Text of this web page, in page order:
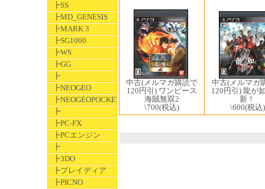
┣SS
┣MD_GENESIS
┣MARK 3
┣SG1000
┣WS
┣GG
┣
┣NEOGEO
┣NEOGEOPOCKET
┣
┣PC-FX
┣PCエンジン
┣
┣3DO
┣プレイディア
┣PICNO
中古(メルマガ購読で
120円引) ワンピース
海賊無双2
\700(税込)
中古(メルマガ
120円引) 龍が
新！
\600(税込)